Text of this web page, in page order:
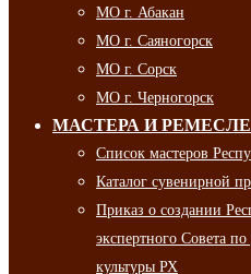
МО г. Абакан
МО г. Саяногорск
МО г. Сорск
МО г. Черногорск
МАСТЕРА И
Список мастеров
Каталог сувенирной
Приказ о создании
экспертного Совета
культуры РХ